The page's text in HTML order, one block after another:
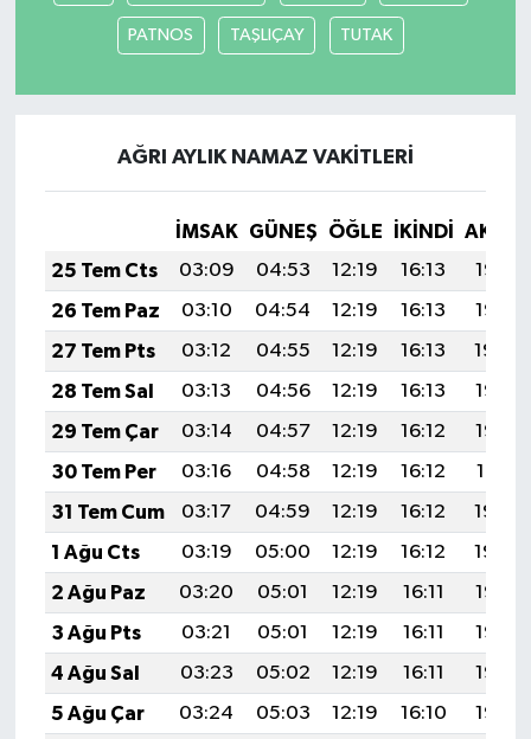
PATNOS TAŞLIÇAY TUTAK
AĞRI AYLIK NAMAZ VAKITLERI
İMSAK GÜNEŞ ÖĞLE İKINDI
25 Tem Cts
03:09 04:53 12:19 16:13
19:35
26 Tem Paz
03:10 04:54 12:19 16:13
19:35
27 Tem Pts
03:12 04:55 12:19 16:13
19:34
28 Tem Sal
03:13 04:56 12:19 16:13
19:33
29 Tem Çar
03:14 04:57 12:19 16:12
19:32
30 Tem Per
03:16 04:58 12:19 16:12
19:31
31 Tem Cum
03:17 04:59 12:19 16:12
19:30
1 Ağu Cts
03:19 05:00 12:19 16:12
19:29
2 Ağu Paz
03:20 05:01 12:19 16:11
19:28
3 Ağu Pts
03:21 05:01 12:19 16:11
19:27
4 Ağu Sal
03:23 05:02 12:19 16:11
19:26
5 Ağu Çar
03:24 05:03 12:19 16:10
19:25